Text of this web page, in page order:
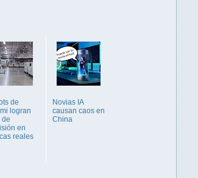
de
logran
de
en
reales
Novias IA
causan caos en
China